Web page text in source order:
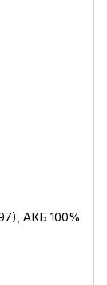
АКБ 100%